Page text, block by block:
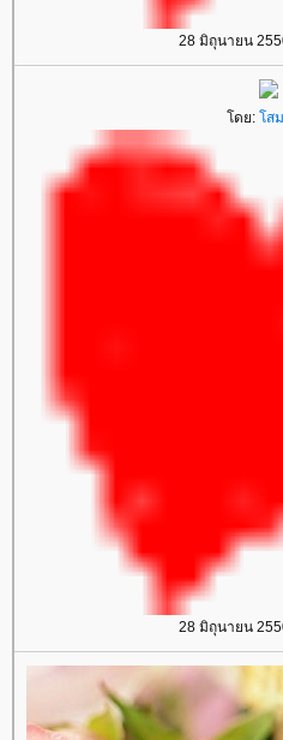
28 มิถุนายน
ดย: สม
28 มิถุนายน